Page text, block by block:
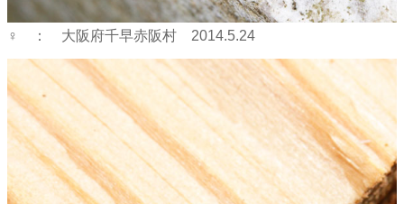
♀ ： 大阪府千早赤阪村 2014.5.24